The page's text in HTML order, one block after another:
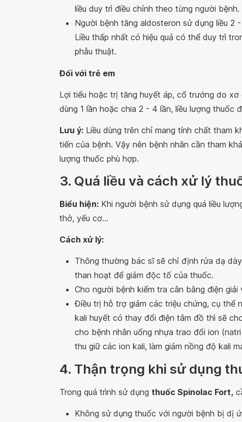
liều duy trì điều chỉnh theo từng người bệnh.
Người bệnh tăng aldosteron sử dụng liều 2
Liều thấp nhất có hiệu quả có thể duy trì
phẫu thuật.
Đối với trẻ em
Lợi tiểu hoặc trị tăng huyết áp, cổ trướng do xơ
dùng 1 lần hoặc chia 2 - 4 lần, liều lượng thuốc
Lưu ý: Liều dùng trên chỉ mang tính chất tham
tiến của bệnh. Vậy nên bệnh nhân cần tham
lượng thuốc phù hợp.
3. Quá liều và cách xử lý
Biểu hiện: Khi người bệnh sử dụng quá liều
thở, yếu cơ...
Cách xử lý:
Thông thường bác sĩ sẽ chỉ định rửa dạ
than hoạt để giảm độc tố của thuốc.
Cho người bệnh kiểm tra cân bằng điện giải
Điều trị hỗ trợ giảm các triệu chứng, cụ thể
kali huyết có thay đổi điện tâm đồ thì sẽ
cho bệnh nhân uống nhựa trao đổi ion
thu giữ các ion kali, làm giảm nồng độ kali
4. Thận trọng khi sử dụng
Trong quá trình sử dụng thuốc Spinolac Fort,
Không sử dụng thuốc với người bệnh bị dị